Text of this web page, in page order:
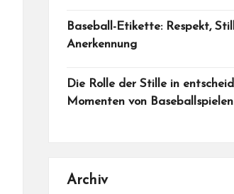
Baseball-Etikette: Respekt,
Anerkennung
Die Rolle der Stille in
Momenten von Baseballspielen
Archiv